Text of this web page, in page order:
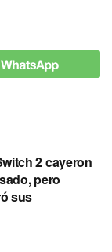
2 cayeron
pero
sus